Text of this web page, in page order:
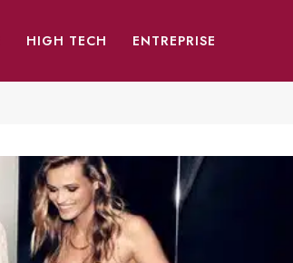
HIGH TECH ENTREPRISE